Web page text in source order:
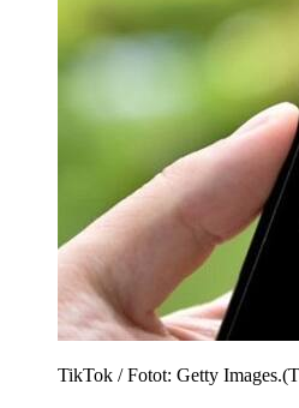
TikTok / Fotot: Getty Images.(